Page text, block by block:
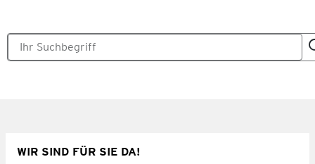
WIR SIND FÜR SIE DA!